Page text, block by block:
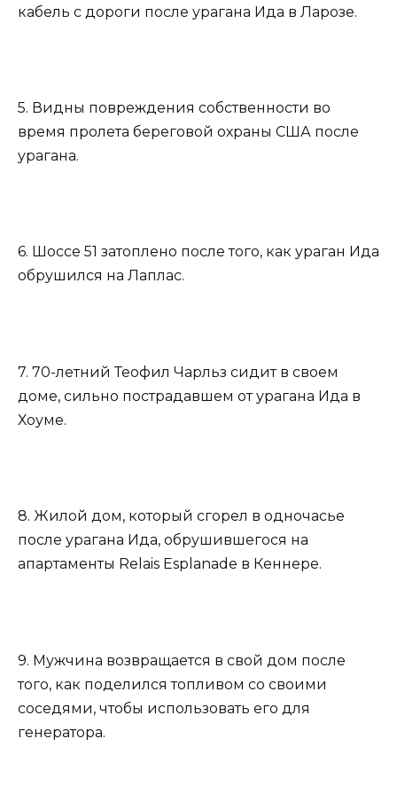
кабель с дороги после урагана Ида в Ларозе.
5. Видны повреждения собственности во
время пролета береговой охраны США после
урагана.
6. Шоссе 51 затоплено после того, как ураган Ида
обрушился на Лаплас.
7. 70-летний Теофил Чарльз сидит в своем
доме, сильно пострадавшем от урагана Ида в
Хоуме.
8. Жилой дом, который сгорел в одночасье
после урагана Ида, обрушившегося на
апартаменты Relais Esplanade в Кеннере.
9. Мужчина возвращается в свой дом после
того, как поделился топливом со своими
соседями, чтобы использовать его для
генератора.